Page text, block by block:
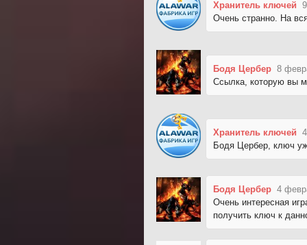
Хранитель ключей
Очень странно. На
Бодя Цербер 8
Ссылка, которую вы
Хранитель ключей
Бодя Цербер, ключ
Бодя Цербер 4
Очень интересная
получить ключ к